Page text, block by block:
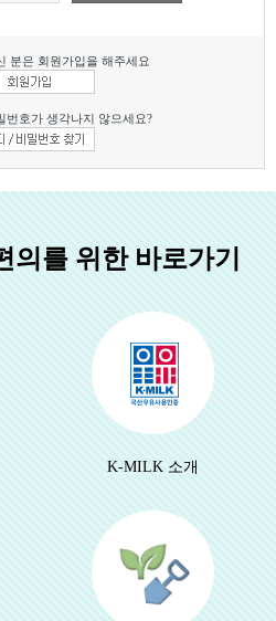
분은 회원가입을 해주세요
번호가 생각나지 않으세요?
의를 위한 바로가기
K-MILK 소개